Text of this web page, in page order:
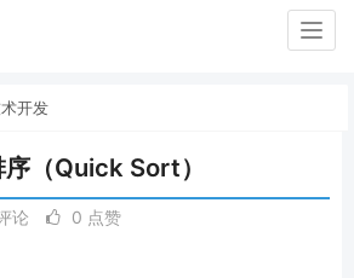
开发
（Quick Sort）
论 0 点赞